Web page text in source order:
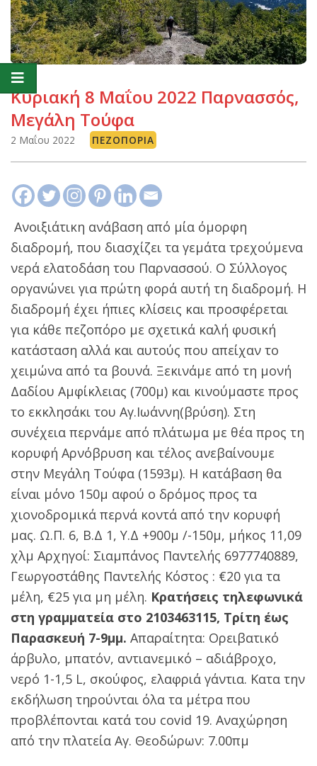
Κυριακή 8 Μαΐου 2022 Παρνασσός,
Μεγάλη Τούφα
2 Μαΐου 2022 ΠΕΖΟΠΟΡΊΑ
Ανοιξιάτικη ανάβαση από μία όμορφη
διαδρομή, που διασχίζει τα γεμάτα τρεχούμενα
νερά ελατοδάση του Παρνασσού. Ο Σύλλογος
οργανώνει για πρώτη φορά αυτή τη διαδρομή. Η
διαδρομή έχει ήπιες κλίσεις και προσφέρεται
για κάθε πεζοπόρο με σχετικά καλή φυσική
κατάσταση αλλά και αυτούς που απείχαν το
χειμώνα από τα βουνά. Ξεκινάμε από τη μονή
Δαδίου Αμφίκλειας (700μ) και κινούμαστε προς
το εκκλησάκι του Αγ.Ιωάννη(βρύση). Στη
συνέχεια περνάμε από πλάτωμα με θέα προς τη
κορυφή Αρνόβρυση και τέλος ανεβαίνουμε
στην Μεγάλη Τούφα (1593μ). Η κατάβαση θα
είναι μόνο 150μ αφού ο δρόμος προς τα
χιονοδρομικά περνά κοντά από την κορυφή
μας. Ω.Π. 6, Β.Δ 1, Υ.Δ +900μ /-150μ, μήκος 11,09
χλμ Αρχηγοί: Σιαμπάνος Παντελής 6977740889,
Γεωργοστάθης Παντελής Κόστος : €20 για τα
μέλη, €25 για μη μέλη. Κρατήσεις τηλεφωνικά
στη γραμματεία στο 2103463115, Τρίτη έως
Παρασκευή 7-9μμ. Απαραίτητα: Ορειβατικό
άρβυλο, μπατόν, αντιανεμικό – αδιάβροχο,
νερό 1-1,5 L, σκούφος, ελαφριά γάντια. Κατα την
εκδήλωση τηρούνται όλα τα μέτρα που
προβλέπονται κατά του covid 19. Αναχώρηση
από την πλατεία Αγ. Θεοδώρων: 7.00πμ